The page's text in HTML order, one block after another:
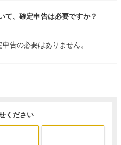
て、確定申告は必要ですか？
告の必要はありません。
ください